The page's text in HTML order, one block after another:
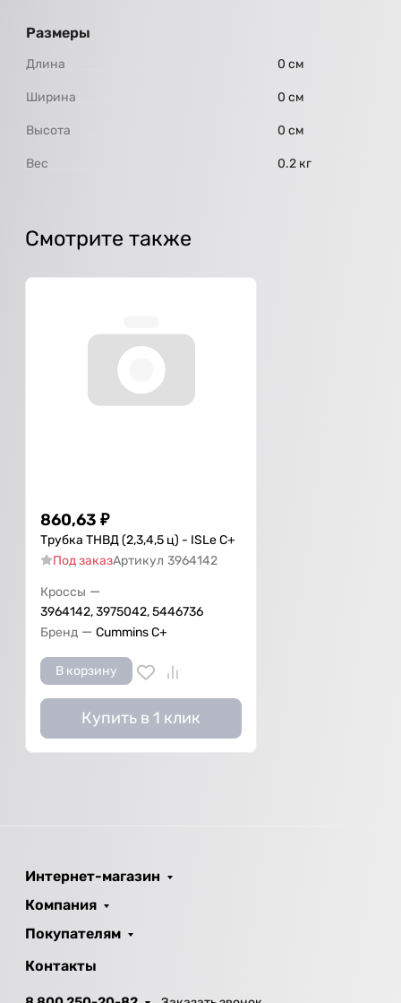
Размеры
Длина 0 см
Ширина 0 см
Высота 0 см
Вес 0.2 кг
Смотрите также
860,63 ₽
Трубка ТНВД (2,3,4,5 ц) - ISLe С+
Под заказАртикул 3964142
Кроссы —
3964142, 3975042, 5446736
Бренд — Cummins C+
В корзину
Купить в 1 клик
Интернет-магазин
Компания
Покупателям
Контакты